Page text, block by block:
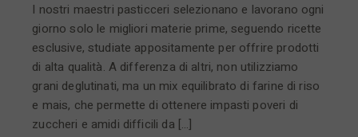
I nostri maestri pasticceri selezionano e lavorano ogni
giorno solo le migliori materie prime, seguendo ricette
esclusive, studiate appositamente per offrire prodotti
di alta qualità. A differenza di altri, non utilizziamo
grani deglutinati, ma un mix equilibrato di farine di riso
e mais, che permette di ottenere impasti poveri di
zuccheri e amidi difficili da […]